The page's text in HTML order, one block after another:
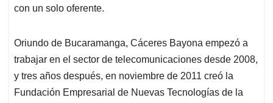
con un solo oferente.
Oriundo de Bucaramanga, Cáceres Bayona empezó a
trabajar en el sector de telecomunicaciones desde 2008,
y tres años después, en noviembre de 2011 creó la
Fundación Empresarial de Nuevas Tecnologías de la